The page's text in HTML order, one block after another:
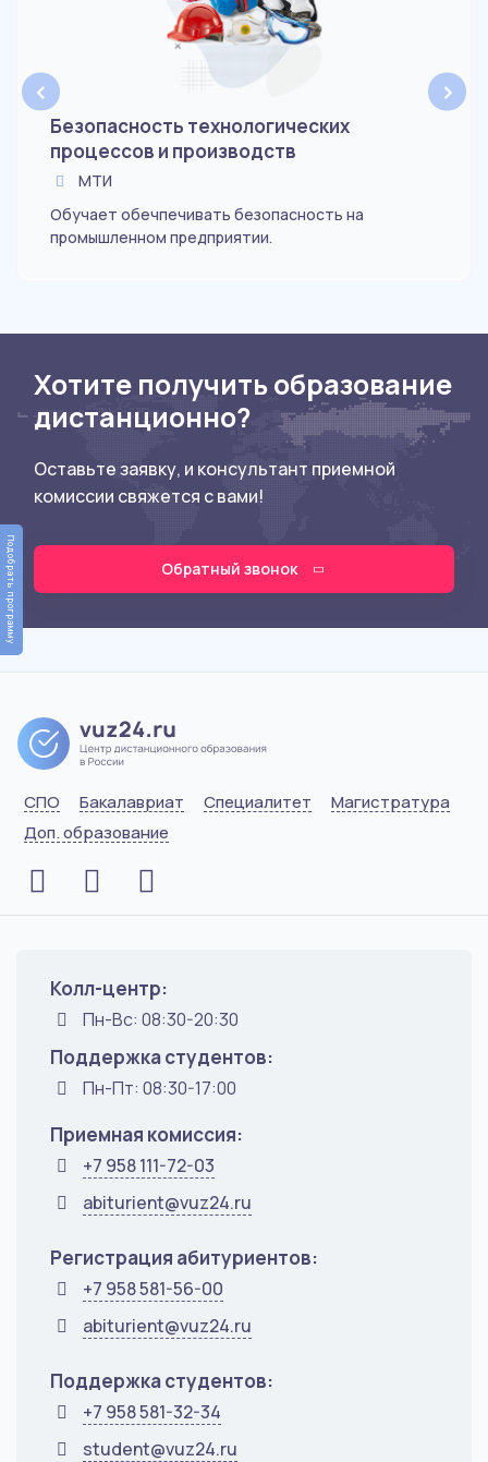
‹
Безопасность технологических
процессов и производств
МТИ
Обучает обечпечивать безопасность на
промышленном предприятии.
›
Хотите получить образование
дистанционно?
Оставьте заявку, и консультант приемной
комиссии свяжется с вами!
Обратный звонок
СПО Бакалавриат Специалитет
Магистратура
Доп. образование
Колл-центр:
Пн-Вс: 08:30-20:30
Поддержка студентов:
Пн-Пт: 08:30-17:00
Приемная комиссия:
+7 958 111-72-03
abiturient@vuz24.ru
Регистрация абитуриентов:
+7 958 581-56-00
abiturient@vuz24.ru
Поддержка студентов:
+7 958 581-32-34
student@vuz24.ru
Подобрать программу